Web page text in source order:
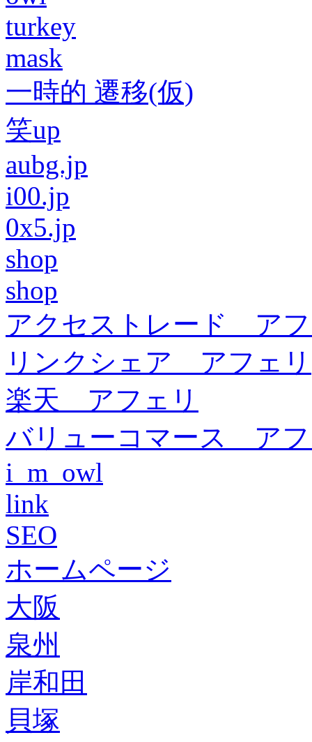
turkey
mask
一時的 遷移(仮)
笑up
aubg.jp
i00.jp
0x5.jp
shop
shop
アクセストレード ア
リンクシェア アフェリ
楽天 アフェリ
バリューコマース ア
i_m_owl
link
SEO
ホームページ
大阪
泉州
岸和田
貝塚